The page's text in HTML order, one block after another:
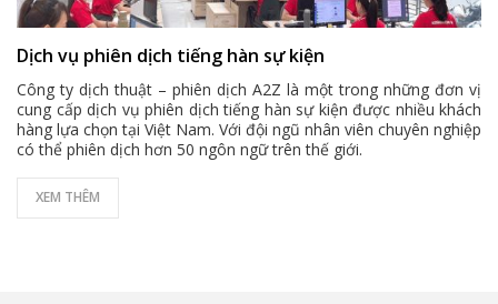
Dịch vụ phiên dịch tiếng hàn sự kiện
Công ty dịch thuật – phiên dịch A2Z là một trong những đơn vị
cung cấp dịch vụ phiên dịch tiếng hàn sự kiện được nhiều khách
hàng lựa chọn tại Việt Nam. Với đội ngũ nhân viên chuyên nghiệp
có thể phiên dịch hơn 50 ngôn ngữ trên thế giới.
XEM THÊM